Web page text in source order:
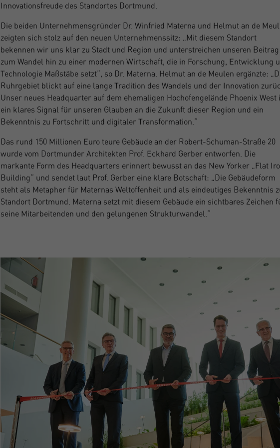
Innovationsfreude des Standortes Dortmund.
Die beiden Unternehmensgründer Dr. Winfried Materna und Helmut an de
zeigten sich stolz auf den neuen Unternehmenssitz: „Mit diesem Standort
bekennen wir uns klar zu Stadt und Region und unterstreichen unseren Beitrag
zum Wandel hin zu einer modernen Wirtschaft, die in Forschung, Entwicklung
Technologie Maßstäbe setzt“, so Dr. Materna. Helmut an de Meulen ergänzte:
Ruhrgebiet blickt auf eine lange Tradition des Wandels und der Innovation
Unser neues Headquarter auf dem ehemaligen Hochofengelände Phoenix West
ein klares Signal für unseren Glauben an die Zukunft dieser Region und ein
Bekenntnis zu Fortschritt und digitaler Transformation.“
Das rund 150 Millionen Euro teure Gebäude an der Robert-Schuman-Straße 20
wurde vom Dortmunder Architekten Prof. Eckhard Gerber entworfen. Die
markante Form des Headquarters erinnert bewusst an das New Yorker „Flat
Building“ und sendet laut Prof. Gerber eine klare Botschaft: „Die Gebäudeform
steht als Metapher für Maternas Weltoffenheit und als eindeutiges Bekenntnis
Standort Dortmund. Materna setzt mit diesem Gebäude ein sichtbares Zeichen
seine Mitarbeitenden und den gelungenen Strukturwandel.“